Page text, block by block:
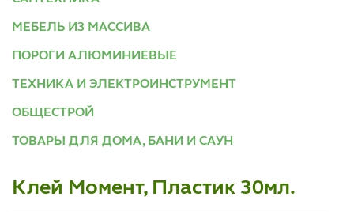
МЕБЕЛЬ ИЗ МАССИВА
ПОРОГИ АЛЮМИНИЕВЫЕ
ТЕХНИКА И ЭЛЕКТРОИНСТРУМЕНТ
ОБЩЕСТРОЙ
ТОВАРЫ ДЛЯ ДОМА, БАНИ И САУН
Клей Момент, Пластик 30мл.